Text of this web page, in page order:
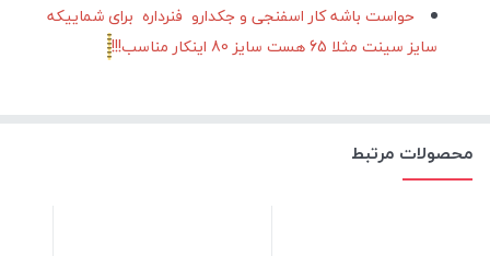
حواست باشه کار اسفنجی و جکدارو فنرداره برای شماییکه
سایز سینت مثلا 65 هست سایز 80 اینکار مناسب!!!
محصولات مرتبط